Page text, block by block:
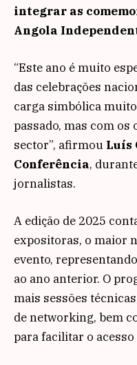
integrar as
Angola
“Este ano é muito
das celebrações
carga simbólica
passado, mas com
sector”, afirmou Luís
Conferência,
jornalistas.
A edição de 2025
expositoras, o maior
evento,
ao ano anterior. O
mais sessões
de networking, bem
para facilitar o